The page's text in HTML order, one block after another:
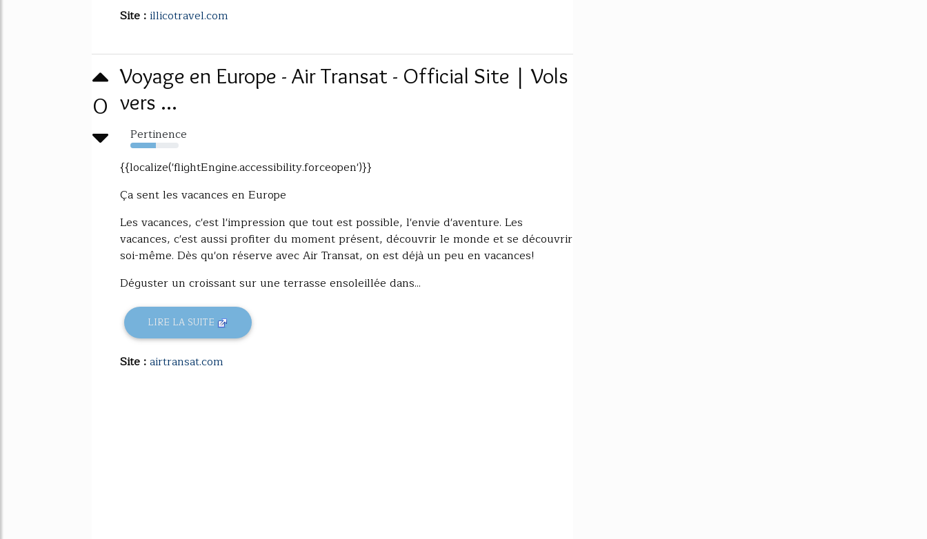
Site :illicotravel.com
0
Voyage en Europe - Air Transat - Official Site | Vols
vers ...
Pertinence
53%
{{localize('flightEngine.accessibility.forceopen')}}
Ça sent les vacances en Europe
Les vacances, c'est l'impression que tout est possible, l'envie d'aventure. Les
vacances, c'est aussi profiter du moment présent, découvrir le monde et se découvrir
soi-même. Dès qu'on réserve avec Air Transat, on est déjà un peu en vacances!
Déguster un croissant sur une terrasse ensoleillée dans...
LIRE LA SUITE
Site :airtransat.com